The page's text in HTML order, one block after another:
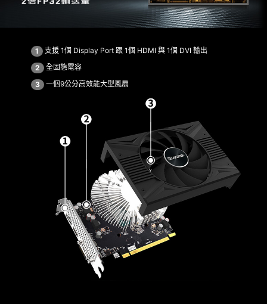
1
支援 1個 Display Port 跟 1個 HDMI 與 1個 DVI 輸出
2
全固態電容
3
一個9公分高效能大型風扇